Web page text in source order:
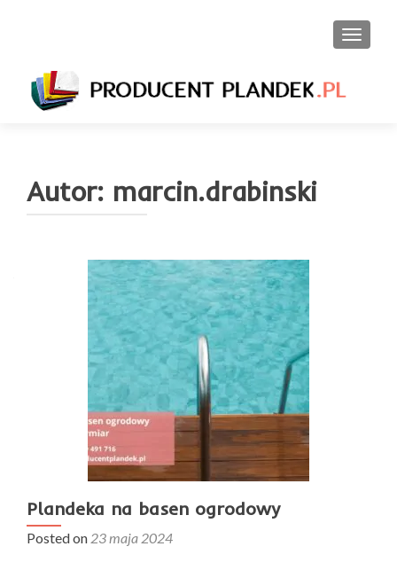
Autor: marcin.drabinski
Plandeka na basen ogrodowy
Posted on 23 maja 2024